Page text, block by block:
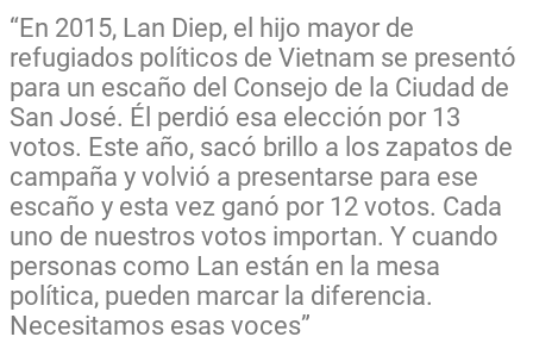
“En 2015, Lan Diep, el hijo mayor de
refugiados políticos de Vietnam se presentó
para un escaño del Consejo de la Ciudad de
San José. Él perdió esa elección por 13
votos. Este año, sacó brillo a los zapatos de
campaña y volvió a presentarse para ese
escaño y esta vez ganó por 12 votos. Cada
uno de nuestros votos importan. Y cuando
personas como Lan están en la mesa
política, pueden marcar la diferencia.
Necesitamos esas voces”